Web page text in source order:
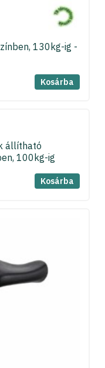
130kg-ig -
Kosárba
állítható
100kg-ig
Kosárba